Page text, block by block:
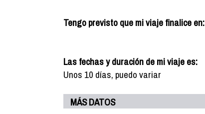
Tengo previsto que mi viaje finalice en:
Las fechas y duración de mi viaje es:
Unos 10 días, puedo variar
MÁS DATOS